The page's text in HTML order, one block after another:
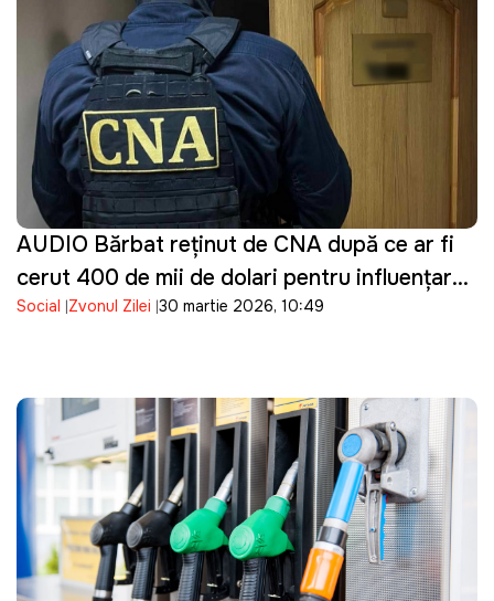
AUDIO Bărbat reținut de CNA după ce ar fi
cerut 400 de mii de dolari pentru influențarea
unei decizii într-un dosar penal
Social Zvonul Zilei 30 martie 2026, 10:49